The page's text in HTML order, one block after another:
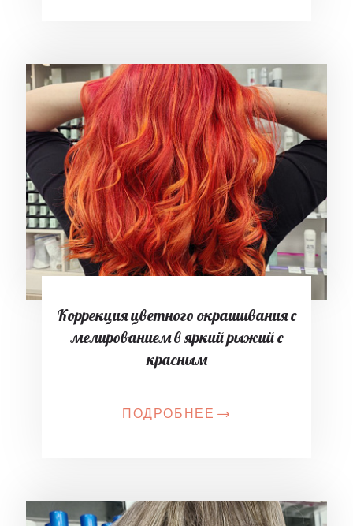
Коррекция цветного окрашивания с
мелированием в яркий рыжий с
красным
ПОДРОБНЕЕ